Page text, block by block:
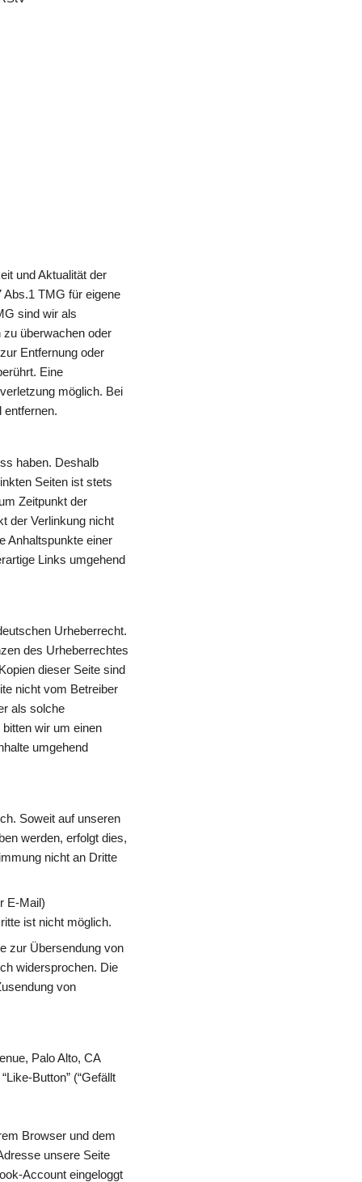
und Aktualität der
TMG für eigene
sind wir als
überwachen oder
Entfernung oder
Eine
möglich. Bei
entfernen.
haben. Deshalb
Seiten ist stets
Zeitpunkt der
der Verlinkung nicht
Anhaltspunkte einer
Links umgehend
Urheberrecht.
des Urheberrechtes
dieser Seite sind
nicht vom Betreiber
als solche
wir um einen
umgehend
Soweit auf unseren
werden, erfolgt dies,
nicht an Dritte
E-Mail)
ist nicht möglich.
zur Übersendung von
widersprochen. Die
von
Palo Alto, CA
Button” (“Gefällt
Browser und dem
unsere Seite
Account eingeloggt